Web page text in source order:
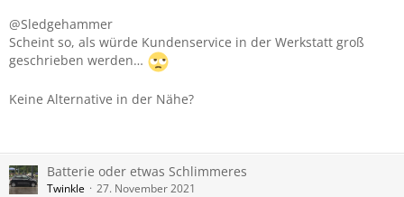
@Sledgehammer
Scheint so, als würde Kundenservice in der Werkstatt groß
geschrieben werden…
Keine Alternative in der Nähe?
Batterie oder etwas Schlimmeres
Twinkle 27. November 2021